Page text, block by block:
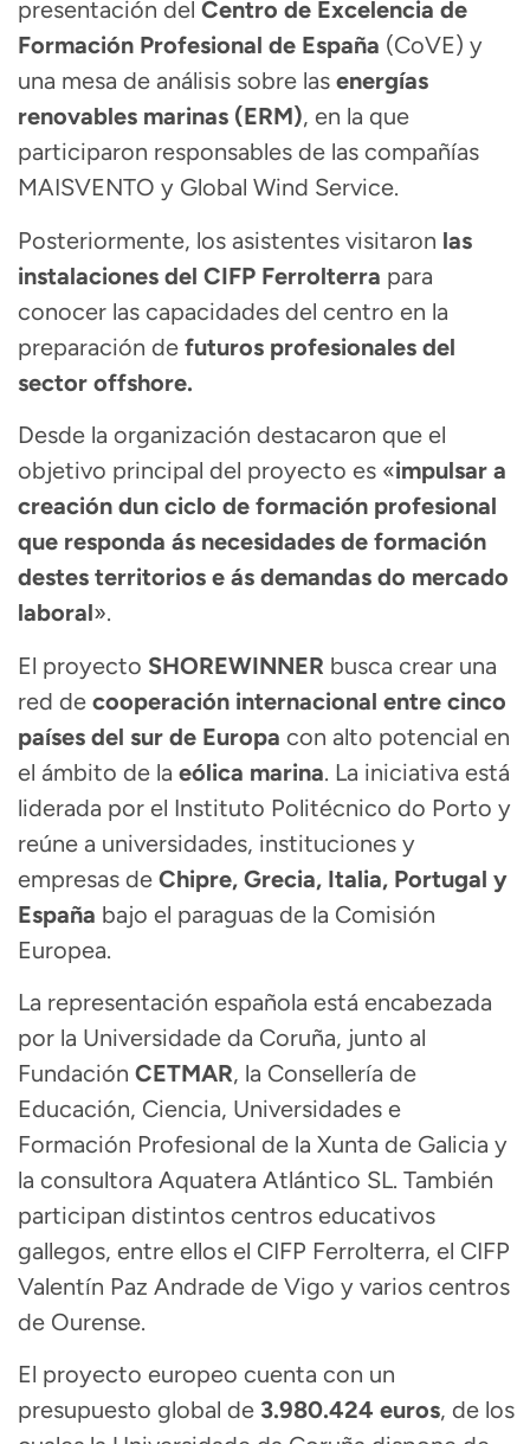
presentación del Centro de Excelencia de
Formación Profesional de España (CoVE) y
una mesa de análisis sobre las energías
renovables marinas (ERM), en la que
participaron responsables de las compañías
MAISVENTO y Global Wind Service.
Posteriormente, los asistentes visitaron las
instalaciones del CIFP Ferrolterra para
conocer las capacidades del centro en la
preparación de futuros profesionales del
sector offshore.
Desde la organización destacaron que el
objetivo principal del proyecto es «impulsar a
creación dun ciclo de formación profesional
que responda ás necesidades de formación
destes territorios e ás demandas do mercado
laboral».
El proyecto SHOREWINNER busca crear una
red de cooperación internacional entre cinco
países del sur de Europa con alto potencial en
el ámbito de la eólica marina. La iniciativa está
liderada por el Instituto Politécnico do Porto y
reúne a universidades, instituciones y
empresas de Chipre, Grecia, Italia, Portugal y
España bajo el paraguas de la Comisión
Europea.
La representación española está encabezada
por la Universidade da Coruña, junto al
Fundación CETMAR, la Consellería de
Educación, Ciencia, Universidades e
Formación Profesional de la Xunta de Galicia y
la consultora Aquatera Atlántico SL. También
participan distintos centros educativos
gallegos, entre ellos el CIFP Ferrolterra, el CIFP
Valentín Paz Andrade de Vigo y varios centros
de Ourense.
El proyecto europeo cuenta con un
presupuesto global de 3.980.424 euros, de los